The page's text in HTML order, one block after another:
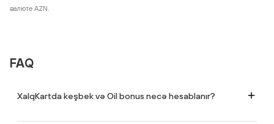
валюте AZN.
FAQ
XalqKartda keşbek və Oil bonus necə hesablanır?